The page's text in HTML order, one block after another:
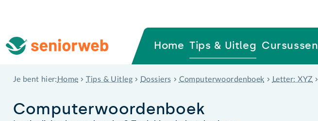
Home Tips & Uitleg Cursussen
Je bent hier: Home Tips & Uitleg Dossiers Computerwoordenboek Letter: XYZ
Computer­woordenboek